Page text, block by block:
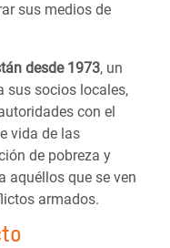
sus medios de
desde 1973, un
sus socios locales,
con el
vida de las
de pobreza y
aquéllos que se ven
armados.